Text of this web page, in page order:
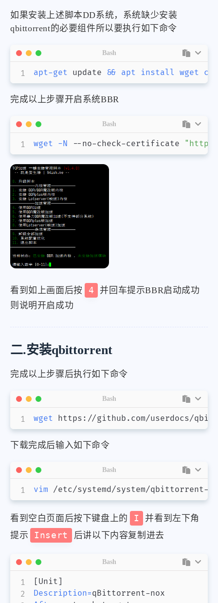
如果安装上述脚本DD系统，系统缺少安装
qbittorrent的必要组件所以要执行如下命令
apt-get update && apt install wget
Bash
完成以上步骤开启系统BBR
wget -N --no-check-certificate
Bash
看到如上画面后按 4
并回车提示BBR启动成功
则说明开启成功
二.安装qbittorrent
完成以上步骤后执行如下命令
wget https://github.com/userdocs/
Bash
下载完成后输入如下命令
vim /etc/systemd/system/qbittorrent-
Bash
看到空白页面后按下键盘上的 I
并看到左下角
提示
Insert 后讲以下内容复制进去
[Unit]
Description=
Bash